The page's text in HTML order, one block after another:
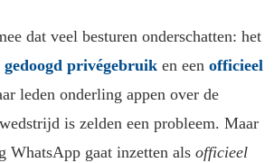
dat veel besturen onderschatten: het
gedoogd privégebruik en een officieel
leden onderling appen over de
is zelden een probleem. Maar
WhatsApp gaat inzetten als officieel